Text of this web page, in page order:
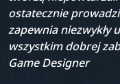
ostatecznie
zapewnia niezwykły
wszystkim dobrej
Game Designer